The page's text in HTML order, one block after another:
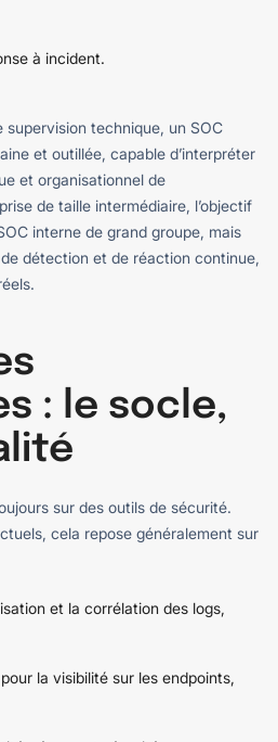
à incident.
technique, un SOC
et outillée, capable d’interpréter
et organisationnel de
de taille intermédiaire, l’objectif
interne de grand groupe, mais
détection et de réaction continue,
: le socle,
sur des outils de sécurité.
cela repose généralement sur
et la corrélation des logs,
la visibilité sur les endpoints,